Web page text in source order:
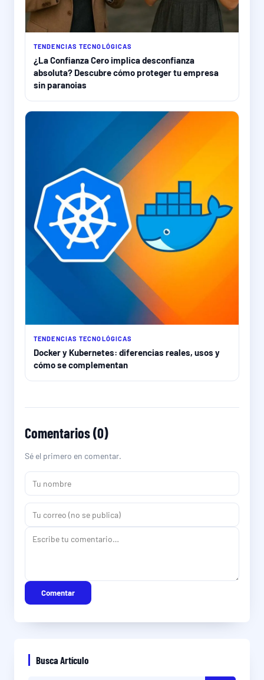
TENDENCIAS TECNOLÓGICAS
¿La Confianza Cero implica desconfianza
absoluta? Descubre cómo proteger tu empresa
sin paranoias
TENDENCIAS TECNOLÓGICAS
Docker y Kubernetes: diferencias reales, usos y
cómo se complementan
Comentarios (0)
Sé el primero en comentar.
Comentar
Busca Artículo